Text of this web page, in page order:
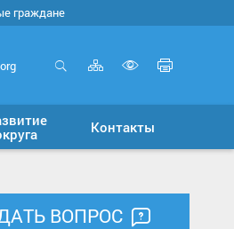
граждане
Карта
сайта
версию
для
Контакты
ВОПРОС